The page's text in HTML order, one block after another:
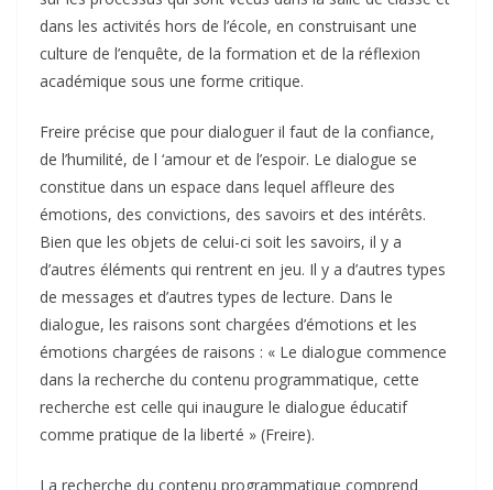
dans les activités hors de l’école, en construisant une
culture de l’enquête, de la formation et de la réflexion
académique sous une forme critique.
Freire précise que pour dialoguer il faut de la confiance,
de l’humilité, de l ‘amour et de l’espoir. Le dialogue se
constitue dans un espace dans lequel affleure des
émotions, des convictions, des savoirs et des intérêts.
Bien que les objets de celui-ci soit les savoirs, il y a
d’autres éléments qui rentrent en jeu. Il y a d’autres types
de messages et d’autres types de lecture. Dans le
dialogue, les raisons sont chargées d’émotions et les
émotions chargées de raisons : « Le dialogue commence
dans la recherche du contenu programmatique, cette
recherche est celle qui inaugure le dialogue éducatif
comme pratique de la liberté » (Freire).
La recherche du contenu programmatique comprend